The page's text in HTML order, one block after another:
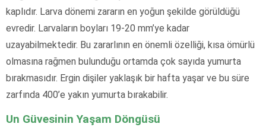
kaplıdır. Larva dönemi zararın en yoğun şekilde görüldüğü
evredir. Larvaların boyları 19-20 mm’ye kadar
uzayabilmektedir. Bu zararlının en önemli özelliği, kısa ömürlü
olmasına rağmen bulunduğu ortamda çok sayıda yumurta
bırakmasıdır. Ergin dişiler yaklaşık bir hafta yaşar ve bu süre
zarfında 400’e yakın yumurta bırakabilir.
Un Güvesinin Yaşam Döngüsü